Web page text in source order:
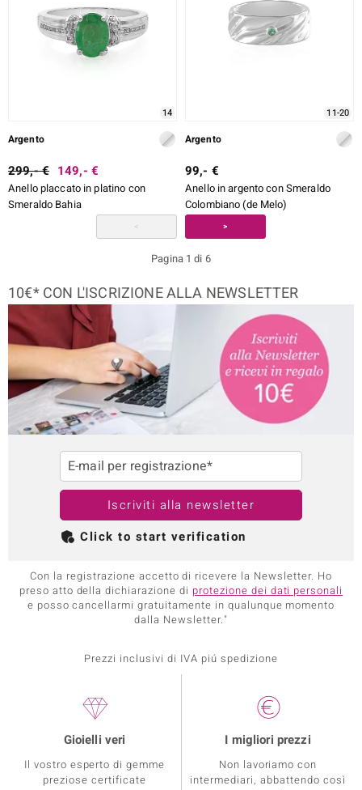
14
Argento
299,- € 149,- €
Anello placcato in platino con
Smeraldo Bahia
11-20
Argento
99,- €
Anello in argento con Smeraldo
Colombiano (de Melo)
< >
Pagina 1 di 6
10€* CON L'ISCRIZIONE ALLA NEWSLETTER
E-mail per registrazione*
Iscriviti alla newsletter
Click to start verification
Con la registrazione accetto di ricevere la Newsletter. Ho
preso atto della dichiarazione di protezione dei dati personali
e posso cancellarmi gratuitamente in qualunque momento
dalla Newsletter."
Prezzi inclusivi di IVA piú spedizione
Gioielli veri
Il vostro esperto di gemme
preziose certificate
I migliori prezzi
Non lavoriamo con
intermediari, abbattendo così